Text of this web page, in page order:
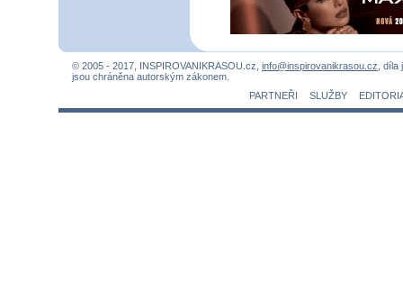
© 2005 - 2017, INSPIROVANIKRASOU.cz, info@inspirovanikrasou.cz ,
jsou chráněna autorským zákonem.
PARTNEŘI
SLUŽBY